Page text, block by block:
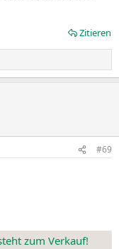
Zitieren
#69
zum Verkauf!